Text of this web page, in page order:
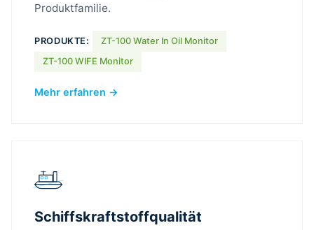
Produktfamilie.
PRODUKTE:
ZT-100 Water In Oil Monitor
ZT-100 WIFE Monitor
Mehr erfahren →
Schiffskraftstoffqualität